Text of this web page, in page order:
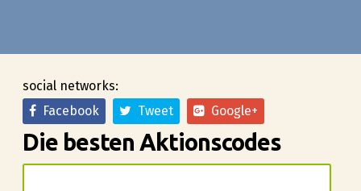
social networks:
Facebook
Tweet Google+
Die besten Aktionscodes